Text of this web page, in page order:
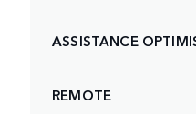
ASSISTANCE
REMOTE